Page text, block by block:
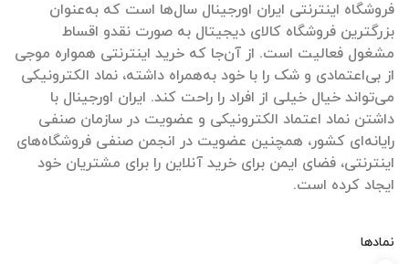
فروشگاه اینترنتی ایران اورجینال سال‌ها است که به‌عنوان
بزرگترین فروشگاه کالای دیجیتال به صورت نقدو اقساط
مشغول فعالیت است. از آن‌جا که خرید اینترنتی همواره موجی
از بی‌اعتمادی و شک را با خود به‌همراه داشته، نماد الکترونیکی
می‌تواند خیال خیلی از افراد را راحت کند. ایران اورجینال با
داشتن نماد اعتماد الکترونیکی و عضویت در سازمان صنفی
رایانه‌ای کشور، همچنین عضویت در انجمن صنفی فروشگاه‌های
اینترنتی، فضای ایمن برای خرید آنلاین را برای مشتریان خود
ایجاد کرده است.
نمادها